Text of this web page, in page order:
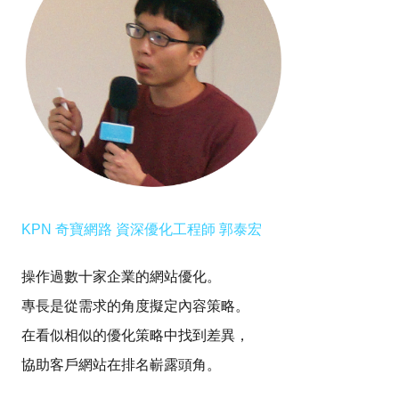
KPN 奇寶網路 資深優化工程師 郭泰宏
操作過數十家企業的網站優化。
專長是從需求的角度擬定內容策略。
在看似相似的優化策略中找到差異，
協助客戶網站在排名嶄露頭角。